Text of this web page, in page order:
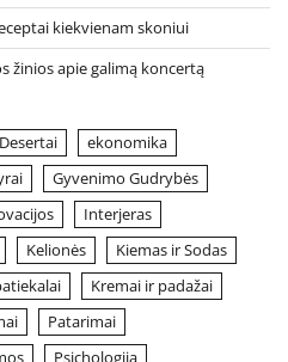
kiekvienam skoniui
žinios apie galimą koncertą
Desertai
ekonomika
Gyvenimo Gudrybės
Interjeras
Kelionės
Kiemas ir Sodas
Kremai ir padažai
Patarimai